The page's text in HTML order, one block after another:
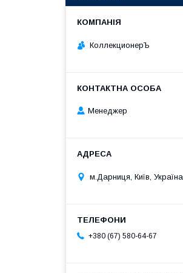
КоллекционерЪ
Менеджер
м.Дарниця, Київ, Україна
+380 (67) 580-64-67